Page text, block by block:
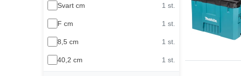
Svart cm 1 st.
F cm 1 st.
8,5 cm 1 st.
40,2 cm 1 st.